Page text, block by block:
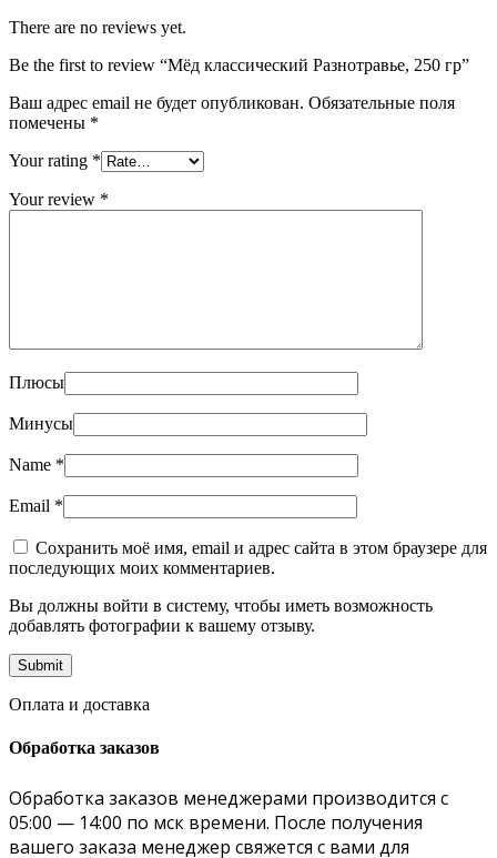
There are no reviews yet.
Be the first to review “Мёд классический Разнотравье, 250 гр”
Ваш адрес email не будет опубликован. Обязательные поля
помечены *
Your rating *
Your review *
Плюсы
Минусы
Name *
Email *
Сохранить моё имя, email и адрес сайта в этом браузере для
последующих моих комментариев.
Вы должны войти в систему, чтобы иметь возможность
добавлять фотографии к вашему отзыву.
Оплата и доставка
Обработка заказов
Обработка заказов менеджерами производится с
05:00 — 14:00 по мск времени. После получения
вашего заказа менеджер свяжется с вами для